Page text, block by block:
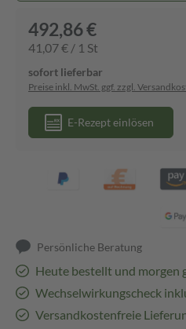
492,86 €
41,07 € / 1 St
sofort lieferbar
Preise inkl. MwSt. ggf. zzgl.
E-Rezept einlösen
Persönliche Beratung
Heute bestellt und morgen
Wechselwirkungscheck
Versandkostenfreie